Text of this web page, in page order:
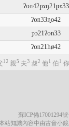
ʔon42pɤŋ21pɤ33
ʔon33ȵo42
pɔ21ʔon33
ʔon21hø42
12 親5 夫3 叔2 他1 伯1 你
蘇ICP備17001294號
站知識內容中由古音小